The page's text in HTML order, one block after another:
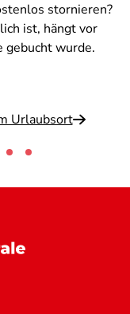
stornieren?
ist, hängt vor
gebucht wurde.
Urlaubsort